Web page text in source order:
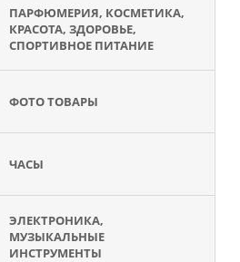
ПАРФЮМЕРИЯ, КОСМЕТИКА,
КРАСОТА, ЗДОРОВЬЕ,
СПОРТИВНОЕ ПИТАНИЕ
ФОТО ТОВАРЫ
ЧАСЫ
ЭЛЕКТРОНИКА,
МУЗЫКАЛЬНЫЕ
ИНСТРУМЕНТЫ